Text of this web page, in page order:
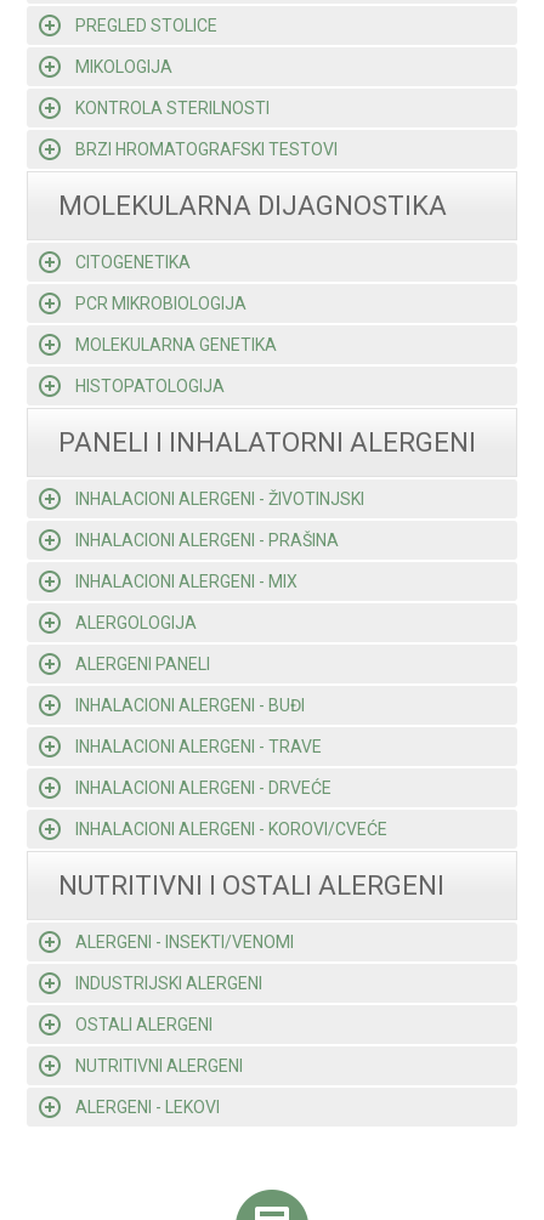
PREGLED STOLICE
MIKOLOGIJA
KONTROLA STERILNOSTI
BRZI HROMATOGRAFSKI TESTOVI
MOLEKULARNA DIJAGNOSTIKA
CITOGENETIKA
PCR MIKROBIOLOGIJA
MOLEKULARNA GENETIKA
HISTOPATOLOGIJA
PANELI I INHALATORNI ALERGENI
INHALACIONI ALERGENI - ŽIVOTINJSKI
INHALACIONI ALERGENI - PRAŠINA
INHALACIONI ALERGENI - MIX
ALERGOLOGIJA
ALERGENI PANELI
INHALACIONI ALERGENI - BUĐI
INHALACIONI ALERGENI - TRAVE
INHALACIONI ALERGENI - DRVEĆE
INHALACIONI ALERGENI - KOROVI/CVEĆE
NUTRITIVNI I OSTALI ALERGENI
ALERGENI - INSEKTI/VENOMI
INDUSTRIJSKI ALERGENI
OSTALI ALERGENI
NUTRITIVNI ALERGENI
ALERGENI - LEKOVI